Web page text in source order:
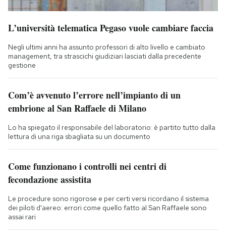
L’università telematica Pegaso vuole cambiare faccia
Negli ultimi anni ha assunto professori di alto livello e cambiato
management, tra strascichi giudiziari lasciati dalla precedente
gestione
Com’è avvenuto l’errore nell’impianto di un
embrione al San Raffaele di Milano
Lo ha spiegato il responsabile del laboratorio: è partito tutto dalla
lettura di una riga sbagliata su un documento
Come funzionano i controlli nei centri di
fecondazione assistita
Le procedure sono rigorose e per certi versi ricordano il sistema
dei piloti d'aereo: errori come quello fatto al San Raffaele sono
assai rari